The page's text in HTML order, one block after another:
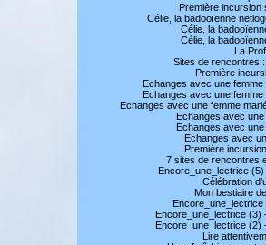
Première incursion
Célie, la badooïenne
Célie, la
Célie, la
La
Sites de rencontres
Première
Echanges avec une
Echanges avec une
Echanges avec une femme
Echanges avec
Echanges avec
Echanges avec
Première
7 sites de rencontres
Encore_une_lectrice (5)
Célébration
Mon bestiaire
Encore_une_lectrice (3)
Encore_une_lectrice (2)
Lire